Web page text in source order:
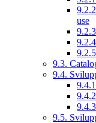
use
9.3.
9.4.
9.5.